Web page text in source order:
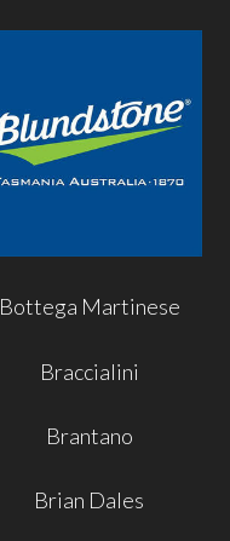
Bottega Martinese
Braccialini
Brantano
Brian Dales